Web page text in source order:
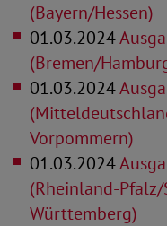
(Bayern/Hessen)
01.03.2024
(Bremen/
01.03.2024
Vorpommern)
01.03.2024
(Rheinland-
Württemberg)